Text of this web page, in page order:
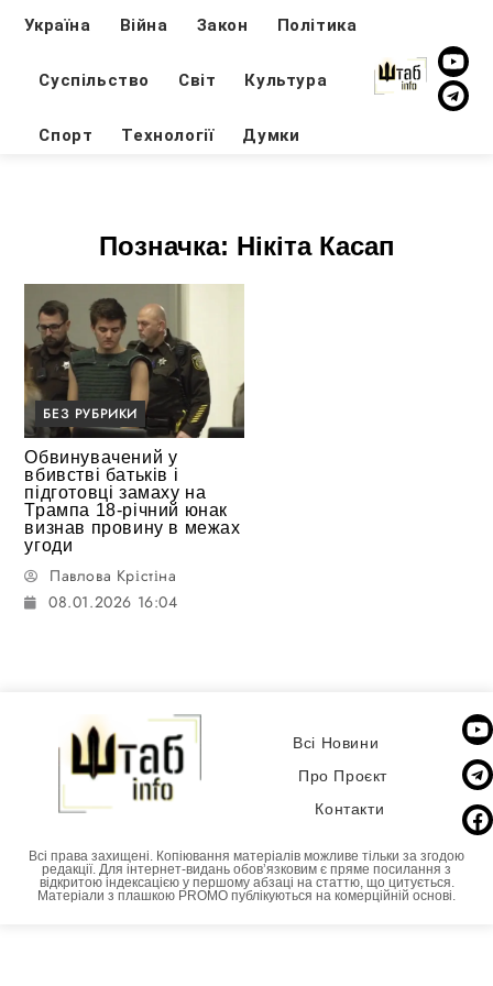
Україна Війна Закон Політика
Суспільство Світ Культура
Спорт Технології Думки
Позначка: Нікіта Касап
БЕЗ РУБРИКИ
Обвинувачений у
вбивстві батьків і
підготовці замаху на
Трампа 18-річний юнак
визнав провину в межах
угоди
Павлова Крістіна
08.01.2026 16:04
Всі Новини
Про Проєкт
Контакти
Всі права захищені. Копіювання матеріалів можливе тільки за згодою
редакції. Для інтернет-видань обовʼязковим є пряме посилання з
відкритою індексацією у першому абзаці на статтю, що цитується.
Матеріали з плашкою PROMO публікуються на комерційній основі.